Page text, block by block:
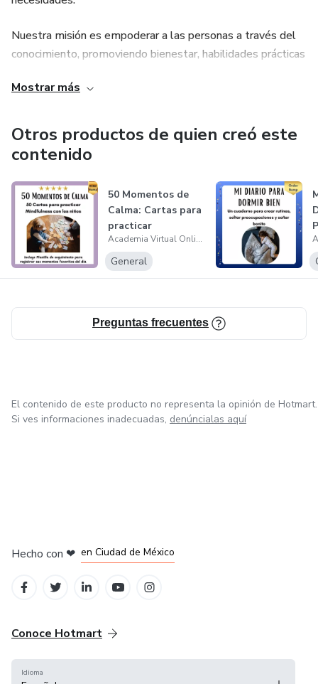
Nuestra misión es empoderar a las personas a través del
conocimiento, promoviendo bienestar, habilidades prácticas
y una metodología probada, buscamos impactar
En Academia Virtual creemos que el aprendizaje debe ser
divertido, transformador y enriquecedor. Únete a nuestra
comunidad y descubre cómo puedes alcanzar tu máximo
potencial en cualquier etapa de tu vida.
Mostrar más
Otros productos de quien creó este
contenido
50 Momentos de
Calma: Cartas para
practicar
Mindfulness con...Academia Virtual Online
General
Preguntas frecuentes
El contenido de este producto no representa la opinión de Hotmart.
Si ves informaciones inadecuadas, denúncialas aquí
Hecho con ❤ en Ciudad de México
Conoce Hotmart
Idioma